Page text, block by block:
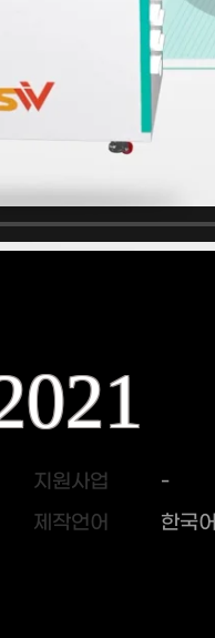
지원사업 -
제작언어 한국어